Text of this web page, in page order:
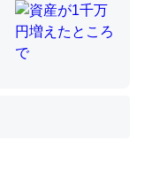
使う脊椎動物と貝
無くしてナメク
虫はなぜ海にいな